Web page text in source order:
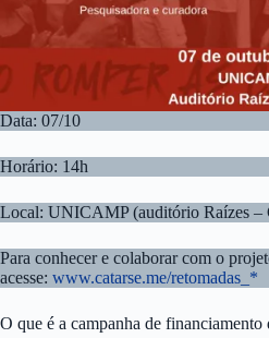
Data: 07/10
Horário: 14h
Local: UNICAMP (auditório Raízes –
Para conhecer e colaborar com o
acesse: www.catarse.me/retomadas_*
O que é a campanha de financiamento